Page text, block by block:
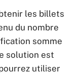
les billets
du nombre
somme
solution est
utiliser